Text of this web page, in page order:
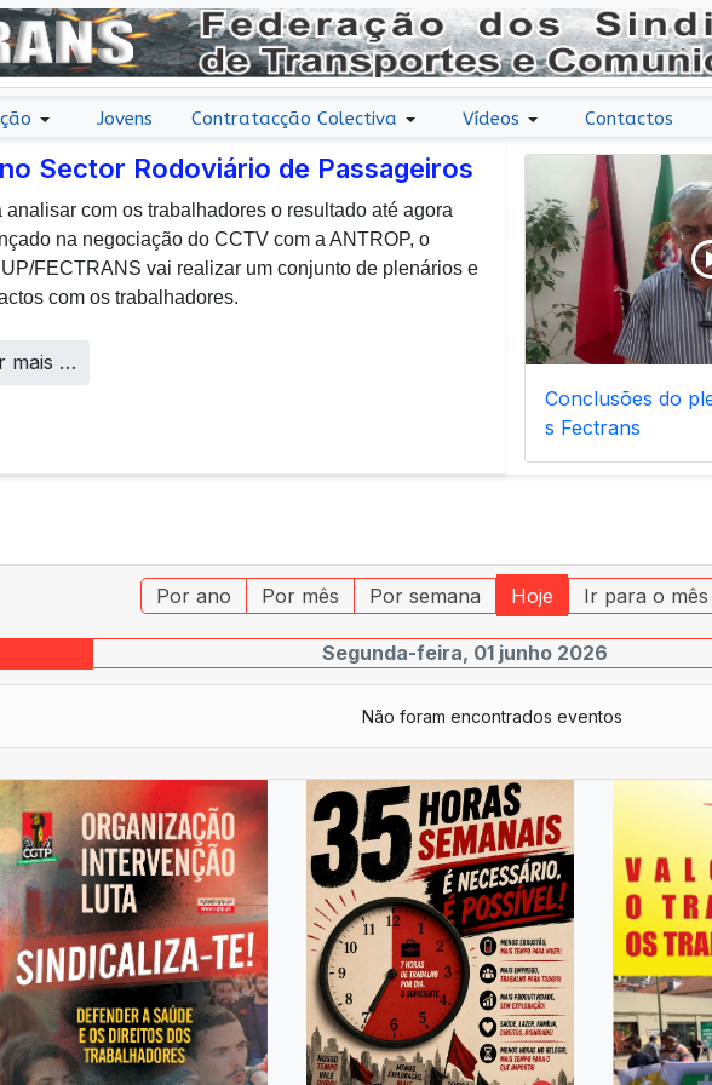
Jovens Contratacção Colectiva Vídeos Contactos
Sector Rodoviário de Passageiros
analisar com os trabalhadores o resultado até agora
na negociação do CCTV com a ANTROP, o
FECTRANS vai realizar um conjunto de plenários e
com os trabalhadores.
mais …
posso […] deixar de dar uma nota de agradecimento
da CP que, todos os dias, enfrentam com
os desafios operacionais de manutenção inerentes
frota tão envelhecida.
Centers
Conclusões do
s Fectrans
Por ano Por mês Por semana Hoje Ir para o mês
Segunda-feira, 01 junho 2026
Não foram encontrados eventos